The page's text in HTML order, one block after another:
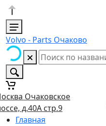
Volvo - Parts Очаково
Очаковское
д.40А стр.9
Главная